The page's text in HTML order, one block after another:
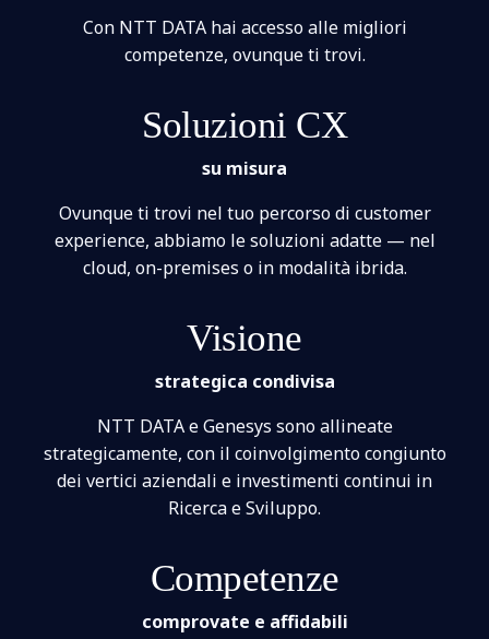
Con NTT DATA hai accesso alle migliori
competenze, ovunque ti trovi.
Soluzioni CX
su misura
Ovunque ti trovi nel tuo percorso di customer
experience, abbiamo le soluzioni adatte — nel
cloud, on-premises o in modalità ibrida.
Visione
strategica condivisa
NTT DATA e Genesys sono allineate
strategicamente, con il coinvolgimento congiunto
dei vertici aziendali e investimenti continui in
Ricerca e Sviluppo.
Competenze
comprovate e affidabili